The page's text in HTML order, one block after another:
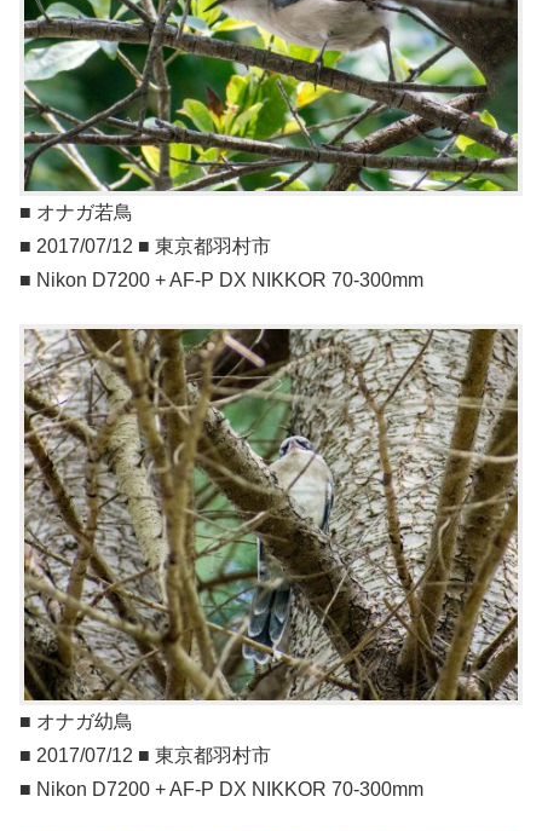
■ オナガ若鳥
■ 2017/07/12 ■ 東京都羽村市
■ Nikon D7200 + AF-P DX NIKKOR 70-300mm
■ オナガ幼鳥
■ 2017/07/12 ■ 東京都羽村市
■ Nikon D7200 + AF-P DX NIKKOR 70-300mm